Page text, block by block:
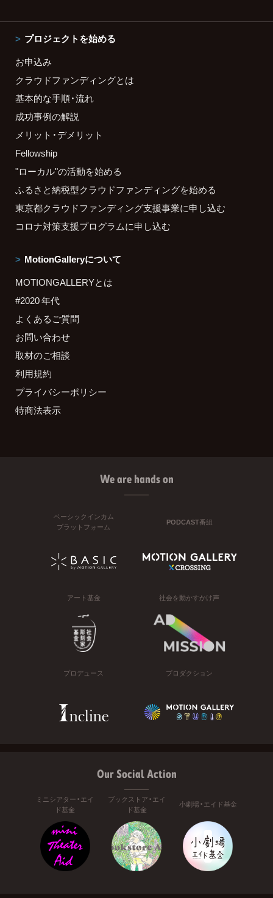
プロジェクトを始める
お申込み
クラウドファンディングとは
基本的な手順・流れ
成功事例の解説
メリット・デメリット
Fellowship
"ローカル"の活動を始める
ふるさと納税型クラウドファンディングを始める
東京都クラウドファンディング支援事業に申し込む
コロナ対策支援プログラムに申し込む
MotionGalleryについて
MOTIONGALLERYとは
#2020 年代
よくあるご質問
お問い合わせ
取材のご相談
利用規約
プライバシーポリシー
特商法表示
We are hands on
ベーシックインカム
プラットフォーム
PODCAST番組
アート基金 社会を動かすかけ声
プロデュース プロダクション
Our Social Action
ミニシアター・エイ
ド基金
ブックストア・エイ
ド基金
小劇場・エイド基金